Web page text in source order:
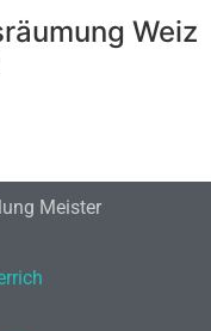
Weiz
Meister